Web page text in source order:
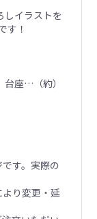
しイラストを
す！
座…（約）
す。実際の
り変更・延